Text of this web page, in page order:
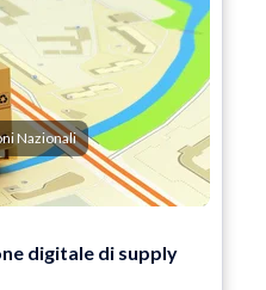
Nazionali
digitale di supply